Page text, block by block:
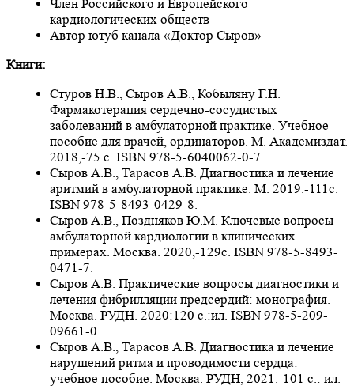
Член Российского и Европейского
кардиологических обществ
Автор ютуб канала «Доктор Сыров»
Книги:
Стуров Н.В., Сыров А.В., Кобыляну Г.Н.
Фармакотерапия сердечно-сосудистых
заболеваний в амбулаторной практике. Учебное
пособие для врачей, ординаторов. М. Академиздат.
2018,-75 с. ISBN 978-5-6040062-0-7.
Сыров А.В., Тарасов А.В. Диагностика и лечение
аритмий в амбулаторной практике. М. 2019.-111с.
ISBN 978-5-8493-0429-8.
Сыров А.В., Поздняков Ю.М. Ключевые вопросы
амбулаторной кардиологии в клинических
примерах. Москва. 2020,-129с. ISBN 978-5-8493-
0471-7.
Сыров А.В. Практические вопросы диагностики и
лечения фибрилляции предсердий: монография.
Москва. РУДН. 2020:120 с.:ил. ISBN 978-5-209-
09661-0.
Сыров А.В., Тарасов А.В. Диагностика и лечение
нарушений ритма и проводимости сердца:
учебное пособие. Москва. РУДН, 2021.-101 с.: ил.